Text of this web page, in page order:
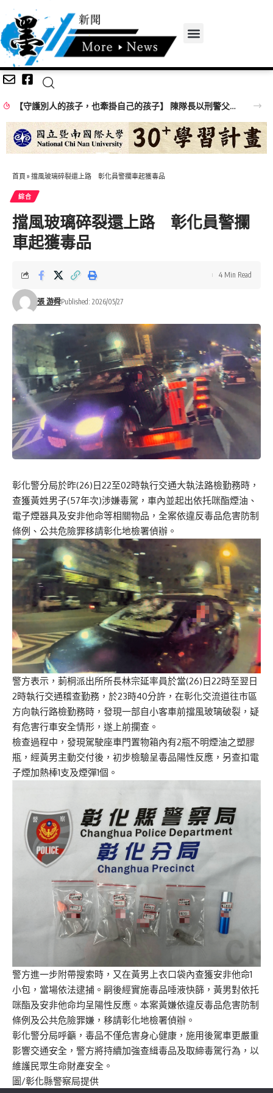
【守護別人的孩子，也牽掛自己的孩子】 陳隊長以刑警父親的體悟 向「少年隊警察爸爸」致敬！
首頁 » 擋風玻璃碎裂還上路 彰化員警攔車起獲毒品
綜合
擋風玻璃碎裂還上路 彰化員警攔
車起獲毒品
張 游舜Published: 2026/05/27
4 Min Read
彰化警分局於昨(26)日22至02時執行交通大執法路檢勤務時，
查獲黃姓男子(57年次)涉嫌毒駕，車內並起出依托咪酯煙油、
電子煙器具及安非他命等相關物品，全案依違反毒品危害防制
條例、公共危險罪移請彰化地檢署偵辦。
警方表示，莿桐派出所所長林宗延率員於當(26)日22時至翌日
2時執行交通稽查勤務，於23時40分許，在彰化交流道往市區
方向執行路檢勤務時，發現一部自小客車前擋風玻璃破裂，疑
有危害行車安全情形，遂上前攔查。
檢查過程中，發現駕駛座車門置物箱內有2瓶不明煙油之塑膠
瓶，經黃男主動交付後，初步檢驗呈毒品陽性反應，另查扣電
子煙加熱棒1支及煙彈1個。
警方進一步附帶搜索時，又在黃男上衣口袋內查獲安非他命1
小包，當場依法逮捕。嗣後經實施毒品唾液快篩，黃男對依托
咪酯及安非他命均呈陽性反應。本案黃嫌依違反毒品危害防制
條例及公共危險罪嫌，移請彰化地檢署偵辦。
彰化警分局呼籲，毒品不僅危害身心健康，施用後駕車更嚴重
影響交通安全，警方將持續加強查緝毒品及取締毒駕行為，以
維護民眾生命財產安全。
圖/彰化縣警察局提供